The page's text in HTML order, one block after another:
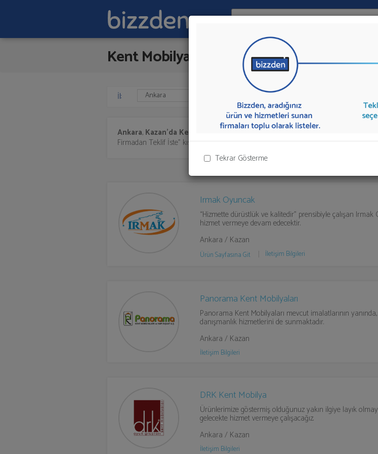
Tekrar Gösterme
Ara:
Kent Mobilyası
İl:
Ankara, Kazan'da Kent Mobilyasısunan firmalar aşağıda listelenmektedir.
Firmadan Teklif İste" kısmından toplu olarak teklif talebinizi firmalara aktarabilirsiniz.
Irmak Oyuncak
“Hizmette dürüstlük ve kalitedir” prensibiyle çalışan
hizmet vermeye devam edecektir.
Ankara / Kazan
Ürün Sayfasına Git İletişim Bilgileri
Panorama Kent Mobilyaları
Panorama Kent Mobilyaları mevcut imalatlarının
danışmanlık hizmetlerini de sunmaktadır.
Ankara / Kazan
İletişim Bilgileri
DRK Kent Mobilya
Ürünlerimize göstermiş olduğunuz yakın ilgiye layık
gelecekte hizmet vermeye çalışacağız.
Ankara / Kazan
İletişim Bilgileri